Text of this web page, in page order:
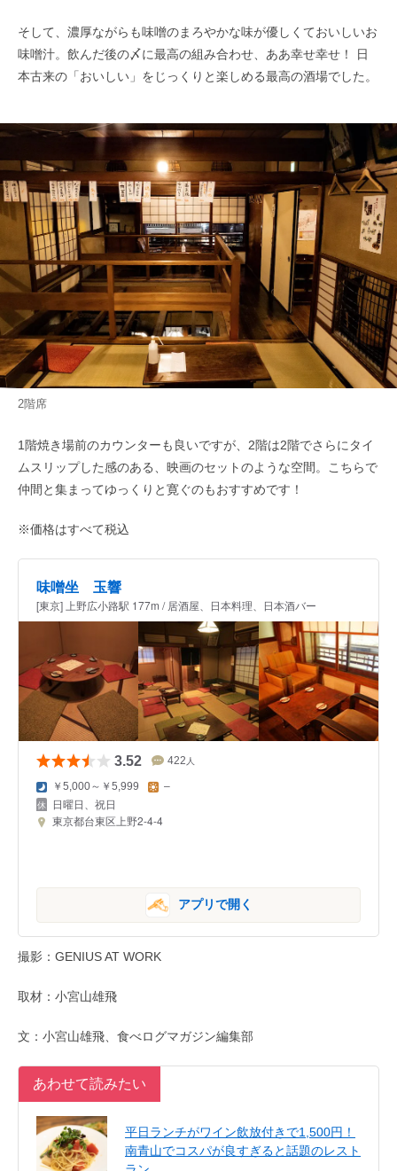
そして、濃厚ながらも味噌のまろやかな味が優しくておいしいお
味噌汁。飲んだ後の〆に最高の組み合わせ、ああ幸せ幸せ！ 日
本古来の「おいしい」をじっくりと楽しめる最高の酒場でした。
2階席
1階焼き場前のカウンターも良いですが、2階は2階でさらにタイ
ムスリップした感のある、映画のセットのような空間。こちらで
仲間と集まってゆっくりと寛ぐのもおすすめです！
※価格はすべて税込
味噌坐 玉響
[東京] 上野広小路駅 177m / 居酒屋、日本料理、日本酒バー
3.52 422 人
￥5,000～￥5,999 –
日曜日、祝日
東京都台東区上野2-4-4
アプリで開く
撮影：GENIUS AT WORK
取材：小宮山雄飛
文：小宮山雄飛、食べログマガジン編集部
あわせて読みたい
平日ランチがワイン飲放付きで1,500円！
南青山でコスパが良すぎると話題のレスト